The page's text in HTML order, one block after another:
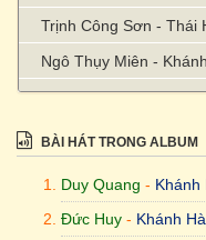
Trịnh Công Sơn - Thái
Ngô Thụy Miên -
Ngô Thụy Miên -
Cung Tiến - Mai
BÀI HÁT TRONG ALBUM
Duy Quang - Khánh
Đức Huy - Khánh Hà